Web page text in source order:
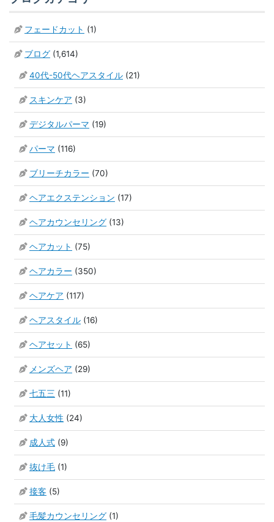
フェードカット (1)
ブログ (1,614)
40代-50代ヘアスタイル (21)
スキンケア (3)
デジタルパーマ (19)
パーマ (116)
ブリーチカラー (70)
ヘアエクステンション (17)
ヘアカウンセリング (13)
ヘアカット (75)
ヘアカラー (350)
ヘアケア (117)
ヘアスタイル (16)
ヘアセット (65)
メンズヘア (29)
七五三 (11)
大人女性 (24)
成人式 (9)
抜け毛 (1)
接客 (5)
毛髪カウンセリング (1)